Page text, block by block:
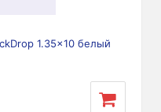
1.35x10 белый